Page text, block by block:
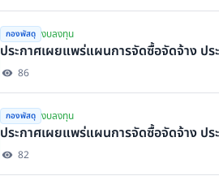
กองพัสดุ งบลงทุน
ประกาศเผยแพร่แผนการจัดซื้อจัดจ้าง ป
86
กองพัสดุ งบลงทุน
ประกาศเผยแพร่แผนการจัดซื้อจัดจ้าง ป
82